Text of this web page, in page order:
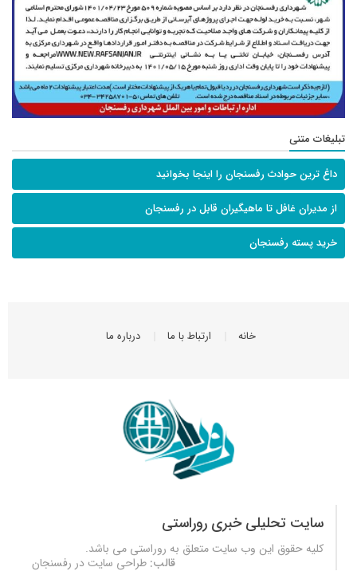
تبلیغات متنی
داغ ترین حوادث رفسنجان را اینجا بخوانید
از مدیران غافل تا ماهیگیران قابل در رفسنجان
خرید پسته رفسنجان
خانه ارتباط با ما درباره ما
سایت تحلیلی خبری روراستی
کلیه حقوق این وب سایت متعلق به روراستی می باشد.
قالب: طراحی سایت در رفسنجان